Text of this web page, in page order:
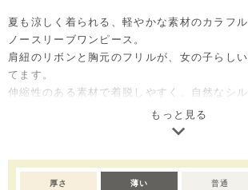
夏も涼しく着られる、軽やかな素材のカラフ
ノースリーブワンピース。
肩紐のリボンと胸元のフリルが、女の子らし
てます。
伸縮性のある素材で着脱しやすく、自然なシ
1枚で華やかな夏コーデが完成するアイテムで
です。
もっと見る
厚さ 薄い 普通